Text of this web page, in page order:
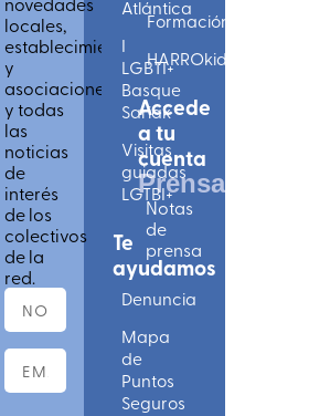
locales,
establecimientos
y
asociaciones
y todas
las
noticias
de
interés
de los
colectivos
de la
red.
Atlántica
I
LGBTI+
Basque
Sariak
Visitas
guiadas
LGTBI+
Te
ayudamos
Denuncia
Mapa
de
Puntos
Seguros
Formación
HARROkids
Accede
a tu
cuenta
Prensa
Notas
de
prensa